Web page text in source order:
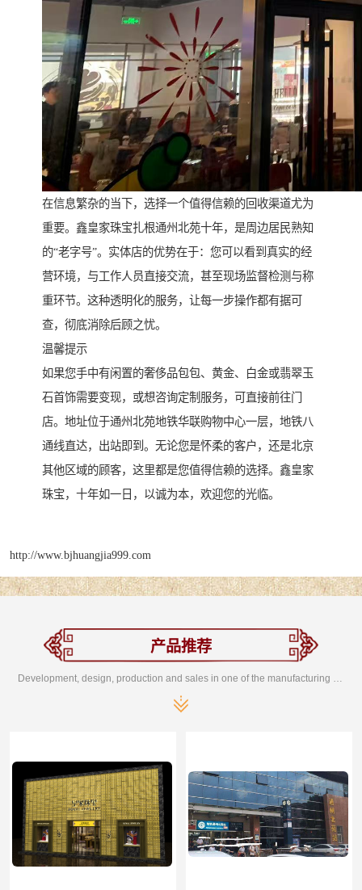
在信息繁杂的当下，选择一个值得信赖的回收渠道尤为
重要。鑫皇家珠宝扎根通州北苑十年，是周边居民熟知
的“老字号”。实体店的优势在于：您可以看到真实的经
营环境，与工作人员直接交流，甚至现场监督检测与称
重环节。这种透明化的服务，让每一步操作都有据可
查，彻底消除后顾之忧。
温馨提示
如果您手中有闲置的奢侈品包包、黄金、白金或翡翠玉
石首饰需要变现，或想咨询定制服务，可直接前往门
店。地址位于通州北苑地铁华联购物中心一层，地铁八
通线直达，出站即到。无论您是怀柔的客户，还是北京
其他区域的顾客，这里都是您值得信赖的选择。鑫皇家
珠宝，十年如一日，以诚为本，欢迎您的光临。
http://www.bjhuangjia999.com
产品推荐